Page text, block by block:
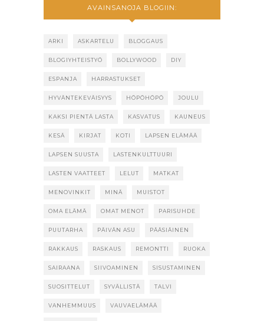
AVAINSANOJA BLOGIIN:
ARKI ASKARTELU BLOGGAUS
BLOGIYHTEISTYÖ BOLLYWOOD DIY
ESPANJA HARRASTUKSET
HYVÄNTEKEVÄISYYS HÖPÖHÖPÖ JOULU
KAKSI PIENTÄ LASTA KASVATUS KAUNEUS
KESÄ KIRJAT KOTI LAPSEN ELÄMÄÄ
LAPSEN SUUSTA LASTENKULTTUURI
LASTEN VAATTEET LELUT MATKAT
MENOVINKIT MINÄ MUISTOT
OMA ELÄMÄ OMAT MENOT PARISUHDE
PUUTARHA PÄIVÄN ASU PÄÄSIÄINEN
RAKKAUS RASKAUS REMONTTI RUOKA
SAIRAANA SIIVOAMINEN SISUSTAMINEN
SUOSITTELUT SYVÄLLISTÄ TALVI
VANHEMMUUS VAUVAELÄMÄÄ